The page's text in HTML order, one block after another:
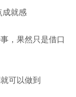
成就感
，果然只是借口
可以做到